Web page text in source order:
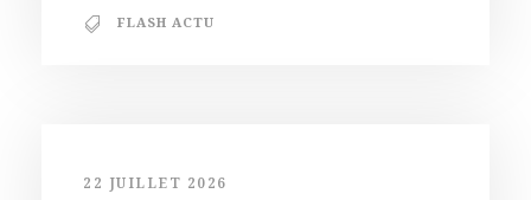
FLASH ACTU
22 JUILLET 2026